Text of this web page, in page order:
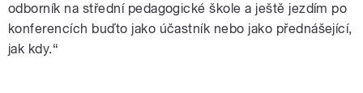
odborník na střední pedagogické škole a ještě jezdím po
konferencích buďto jako účastník nebo jako přednášející,
jak kdy.“